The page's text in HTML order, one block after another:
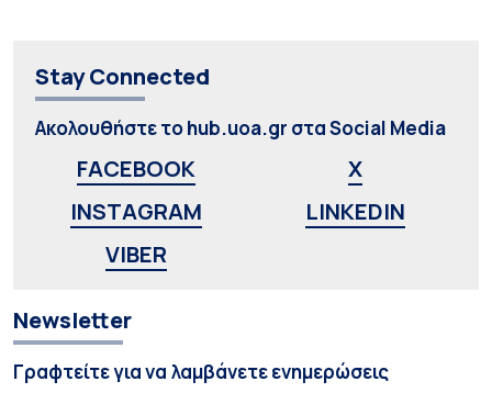
Stay Connected
Ακολουθήστε το hub.uoa.gr στα Social Media
FACEBOOK
X
INSTAGRAM
LINKEDIN
VIBER
Newsletter
Γραφτείτε για να λαμβάνετε ενημερώσεις